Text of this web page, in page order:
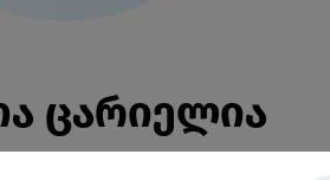
ცარიელია